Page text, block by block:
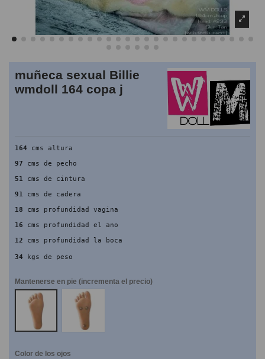
muñeca sexual Billie
wmdoll 164 copa j
164 cms altura
97 cms de pecho
51 cms de cintura
91 cms de cadera
18 cms profundidad vagina
16 cms profundidad el ano
12 cms profundidad la boca
34 kgs de peso
Mantenerse en pie (incrementa el precio)
NO
SI
Color de los ojos